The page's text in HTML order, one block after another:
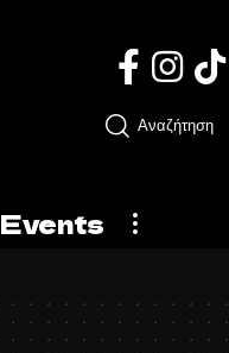
Αναζήτηση
Events